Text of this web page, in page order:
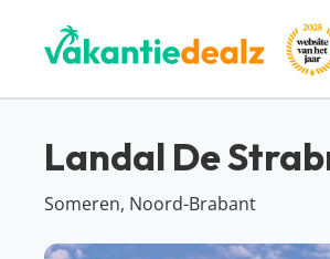
Landal De
Someren, Noord-Brabant